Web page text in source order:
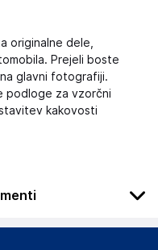
originalne dele,
Prejeli boste
glavni fotografiji.
podloge za vzorčni
kakovosti